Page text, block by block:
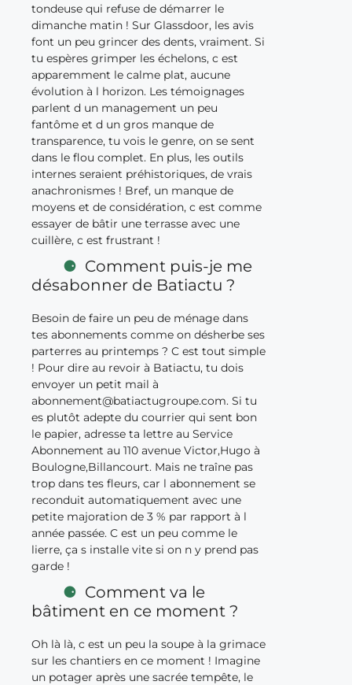
tondeuse qui refuse de démarrer le
dimanche matin ! Sur Glassdoor, les avis
font un peu grincer des dents, vraiment. Si
tu espères grimper les échelons, c est
apparemment le calme plat, aucune
évolution à l horizon. Les témoignages
parlent d un management un peu
fantôme et d un gros manque de
transparence, tu vois le genre, on se sent
dans le flou complet. En plus, les outils
internes seraient préhistoriques, de vrais
anachronismes ! Bref, un manque de
moyens et de considération, c est comme
essayer de bâtir une terrasse avec une
cuillère, c est frustrant !
Comment puis-je me
désabonner de Batiactu ?
Besoin de faire un peu de ménage dans
tes abonnements comme on désherbe ses
parterres au printemps ? C est tout simple
! Pour dire au revoir à Batiactu, tu dois
envoyer un petit mail à
abonnement@batiactugroupe.com. Si tu
es plutôt adepte du courrier qui sent bon
le papier, adresse ta lettre au Service
Abonnement au 110 avenue Victor,Hugo à
Boulogne,Billancourt. Mais ne traîne pas
trop dans tes fleurs, car l abonnement se
reconduit automatiquement avec une
petite majoration de 3 % par rapport à l
année passée. C est un peu comme le
lierre, ça s installe vite si on n y prend pas
garde !
Comment va le
bâtiment en ce moment ?
Oh là là, c est un peu la soupe à la grimace
sur les chantiers en ce moment ! Imagine
un potager après une sacrée tempête, le